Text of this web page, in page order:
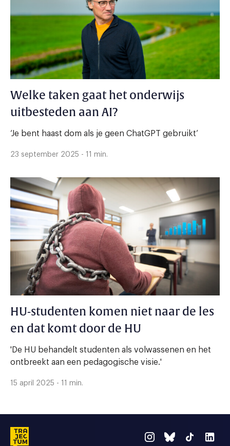
Welke taken gaat het onderwijs
uitbesteden aan AI?
‘Je bent haast dom als je geen ChatGPT gebruikt’
23 september 2025 - 11 min.
HU-studenten komen niet naar de les
en dat komt door de HU
'De HU behandelt studenten als volwassenen en het
ontbreekt aan een pedagogische visie.'
15 april 2025 - 11 min.